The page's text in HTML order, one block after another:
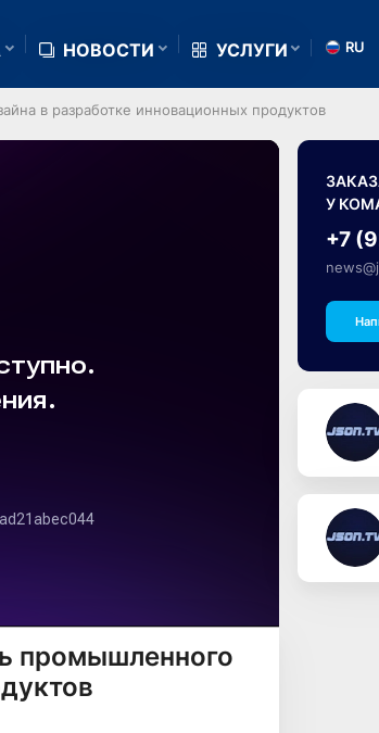
НОВОСТИ УСЛУГИ RU
в разработке инновационных продуктов
промышленного
У
+7